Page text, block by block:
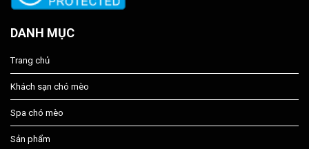
DANH MỤC
Trang chủ
Khách sạn chó mèo
Spa chó mèo
Sản phẩm